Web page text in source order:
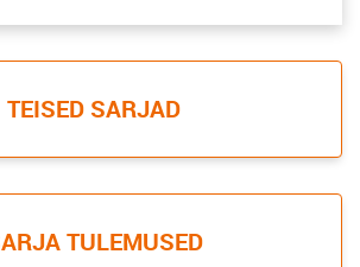
TEISED SARJAD
TULEMUSED